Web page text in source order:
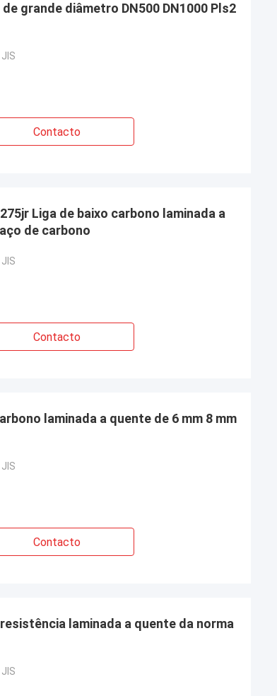
grande diâmetro DN500 DN1000 Pls2
JIS
Contacto
Liga de baixo carbono laminada a
de carbono
JIS
Contacto
laminada a quente de 6 mm 8 mm
JIS
Contacto
laminada a quente da norma
JIS